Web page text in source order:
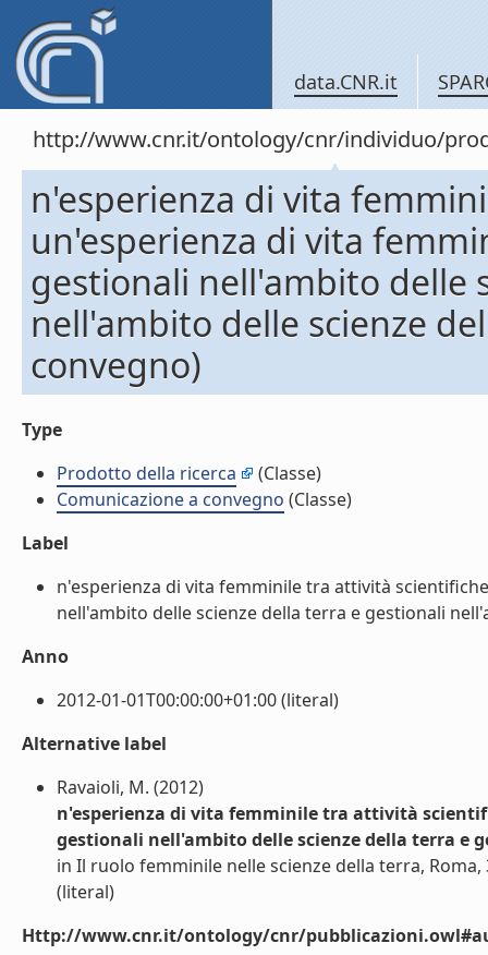
data.CNR.it
http://www.cnr.it/ontology/cnr/individuo/
n'esperienza di vita
un'esperienza di vita
gestionali nell'ambito delle
nell'ambito delle scienze
convegno)
Type
Prodotto della ricerca
(Classe)
Comunicazione a convegno (Classe)
Label
n'esperienza di vita femminile tra attività
nell'ambito delle scienze della terra e gestionali
Anno
2012-01-01T00:00:00+01:00 (literal)
Alternative label
Ravaioli, M. (2012)
n'esperienza di vita femminile tra attività
gestionali nell'ambito delle scienze della terra e
in Il ruolo femminile nelle scienze della terra,
(literal)
Http://www.cnr.it/ontology/cnr/